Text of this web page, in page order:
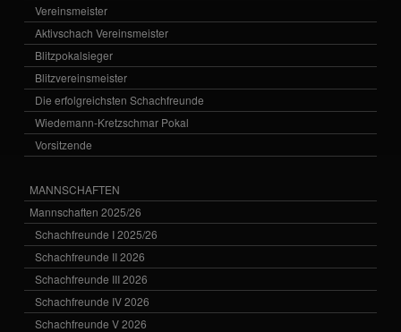
Vereinsmeister
Aktivschach Vereinsmeister
Blitzpokalsieger
Blitzvereinsmeister
Die erfolgreichsten Schachfreunde
Wiedemann-Kretzschmar Pokal
Vorsitzende
MANNSCHAFTEN
Mannschaften 2025/26
Schachfreunde I 2025/26
Schachfreunde II 2026
Schachfreunde III 2026
Schachfreunde IV 2026
Schachfreunde V 2026